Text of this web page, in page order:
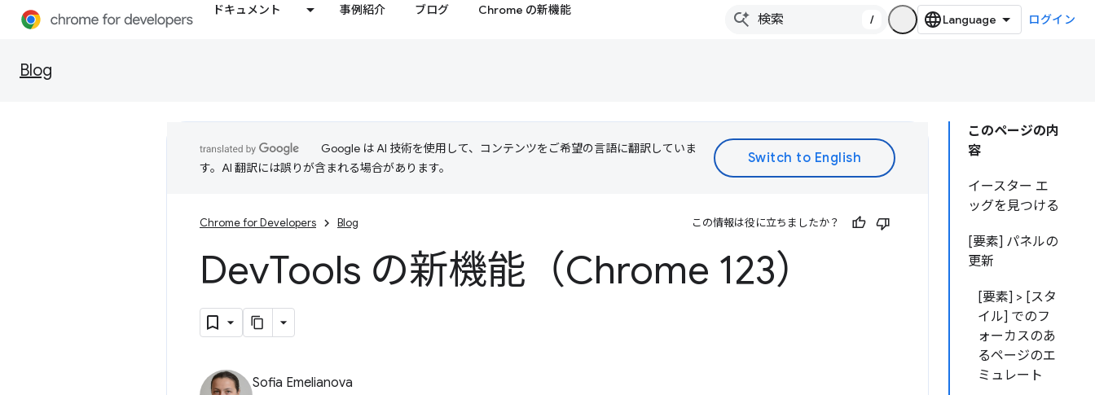
ドキュメント 事例紹介 ブログ Chrome の新機能
/ ログイン
Blog
このページの内
容
イースター エ
ッグを見つける
[要素] パネルの
更新
[要素] > [スタ
イル] でのフ
ォーカスのあ
るページのエ
ミュレート
Google は AI 技術を使用して、コンテンツをご希望の言語に翻訳していま
す。AI 翻訳には誤りが含まれる場合があります。
Chrome for Developers Blog この情報は役に立ちましたか？
DevTools の新機能（Chrome 123）
Sofia Emelianova